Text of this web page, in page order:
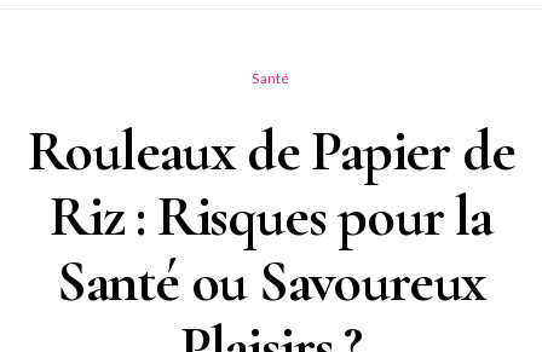
Santé
Rouleaux de Papier de
Riz : Risques pour la
Santé ou Savoureux